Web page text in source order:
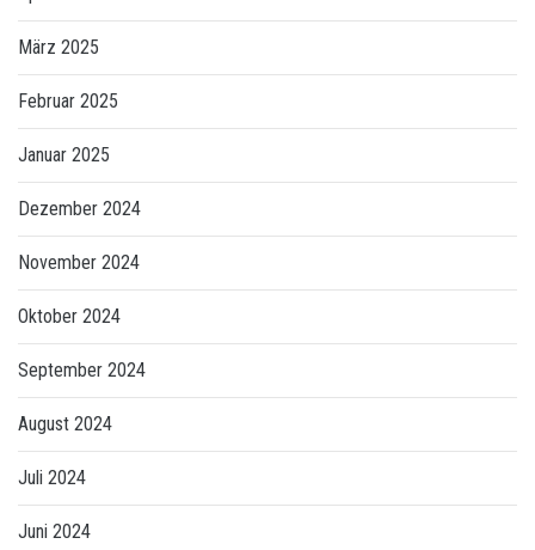
März 2025
Februar 2025
Januar 2025
Dezember 2024
November 2024
Oktober 2024
September 2024
August 2024
Juli 2024
Juni 2024